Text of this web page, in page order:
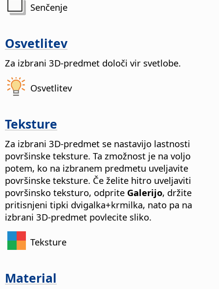
Senčenje
Osvetlitev
Za izbrani 3D-predmet določi vir svetlobe.
Osvetlitev
Teksture
Za izbrani 3D-predmet se nastavijo lastnosti
površinske teksture. Ta zmožnost je na voljo
potem, ko na izbranem predmetu uveljavite
površinske teksture. Če želite hitro uveljaviti
površinsko teksturo, odprite Galerijo, držite
pritisnjeni tipki dvigalka+krmilka, nato pa na
izbrani 3D-predmet povlecite sliko.
Teksture
Material